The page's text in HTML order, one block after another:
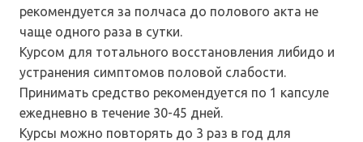
рекомендуется за полчаса до полового акта не
чаще одного раза в сутки.
Курсом для тотального восстановления либидо и
устранения симптомов половой слабости.
Принимать средство рекомендуется по 1 капсуле
ежедневно в течение 30-45 дней.
Курсы можно повторять до 3 раз в год для